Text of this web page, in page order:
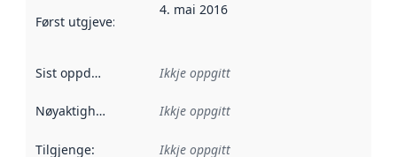
Først utgjeve:
4. mai 2016
Sist oppdatert Ikkje oppgitt
Nøyaktigheit Ikkje oppgitt
Tilgjenge: Ikkje oppgitt